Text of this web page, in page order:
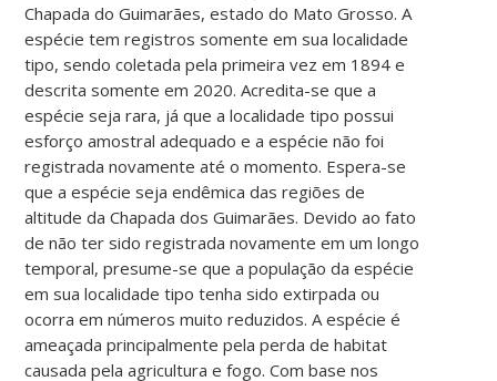
Chapada do Guimarães, estado do Mato Grosso. A
espécie tem registros somente em sua localidade
tipo, sendo coletada pela primeira vez em 1894 e
descrita somente em 2020. Acredita-se que a
espécie seja rara, já que a localidade tipo possui
esforço amostral adequado e a espécie não foi
registrada novamente até o momento. Espera-se
que a espécie seja endêmica das regiões de
altitude da Chapada dos Guimarães. Devido ao fato
de não ter sido registrada novamente em um longo
temporal, presume-se que a população da espécie
em sua localidade tipo tenha sido extirpada ou
ocorra em números muito reduzidos. A espécie é
ameaçada principalmente pela perda de habitat
causada pela agricultura e fogo. Com base nos